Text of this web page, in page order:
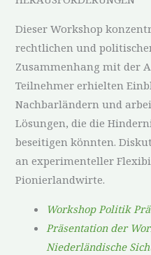
Dieser Workshop
rechtlichen und
Zusammenhang mit der
Teilnehmer erhielten
Nachbarländern und
Lösungen, die die
beseitigen könnten.
an experimenteller
Pionierlandwirte.
Workshop Politik
Präsentation der
Niederländische